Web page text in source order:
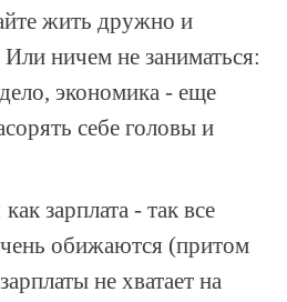
жить дружно и
ничем не заниматься:
экономика - еще
себе головы и
зарплата - так все
обижаются (притом
не хватает на